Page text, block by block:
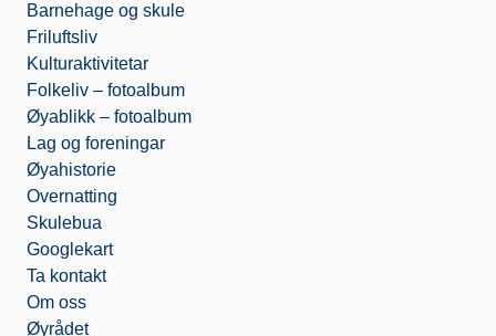
Barnehage og skule
Friluftsliv
Kulturaktivitetar
Folkeliv – fotoalbum
Øyablikk – fotoalbum
Lag og foreningar
Øyahistorie
Overnatting
Skulebua
Googlekart
Ta kontakt
Om oss
Øyrådet